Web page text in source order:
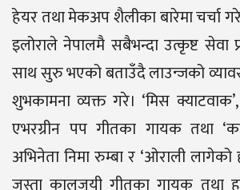
हेयर तथा मेकअप शैलीका बारेमा चर्चा
इलोराले नेपालमै सबैभन्दा उत्कृष्ट सेवा
साथ सुरु भएको बताउँदै लाउन्जको
शुभकामना व्यक्त गरे। ‘मिस
एभरग्रीन पप गीतका गायक तथा
अभिनेता निमा रुम्बा र ‘ओराली